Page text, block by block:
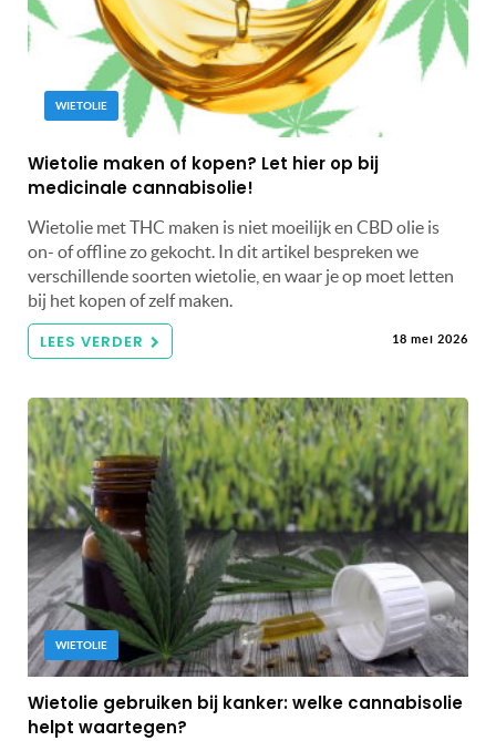
WIETOLIE
Wietolie maken of kopen? Let hier op bij
medicinale cannabisolie!
Wietolie met THC maken is niet moeilijk en CBD olie is
on- of offline zo gekocht. In dit artikel bespreken we
verschillende soorten wietolie, en waar je op moet letten
bij het kopen of zelf maken.
LEES VERDER 18 mei 2026
WIETOLIE
Wietolie gebruiken bij kanker: welke cannabisolie
helpt waartegen?